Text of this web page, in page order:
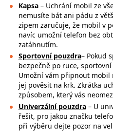
Kapsa– Uchrání mobil ze
nemusíte bát ani pádu z
zipem zaručuje, že mobil v
navíc umožní telefon bez
zatáhnutím.
Sportovní pouzdra– Pokud
bezpečně po ruce, sportovní
Umožní vám připnout mobil
jej pověsit na krk. Zkrátka
způsobem, který vás
Univerzální pouzdra – U
řešit, pro jakou značku
při výběru dejte pozor na